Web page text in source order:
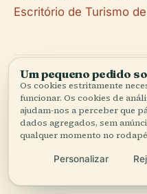
Escritório de Turismo
Ouça a
Um pequeno pedido
Os cookies estritamente
funcionar. Os cookies de
ajudam-nos a perceber que
dados agregados, sem
qualquer momento no
Personalizar